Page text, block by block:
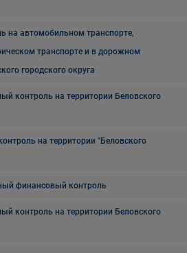
на автомобильном транспорте,
транспорте и в дорожном
городского округа
контроль на территории Беловского
на территории "Беловского
финансовый контроль
контроль на территории Беловского